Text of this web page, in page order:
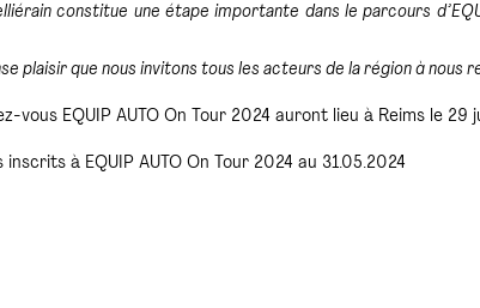
constitue une étape importante dans le parcours
plaisir que nous invitons tous les acteurs de la région à nous
vous EQUIP AUTO On Tour 2024 auront lieu à Reims le 29
à EQUIP AUTO On Tour 2024 au 31.05.2024